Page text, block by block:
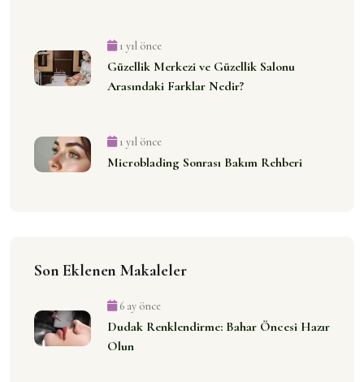
1 yıl önce
Güzellik Merkezi ve Güzellik Salonu
Arasındaki Farklar Nedir?
1 yıl önce
Microblading Sonrası Bakım Rehberi
Son Eklenen Makaleler
6 ay önce
Dudak Renklendirme: Bahar Öncesi Hazır
Olun